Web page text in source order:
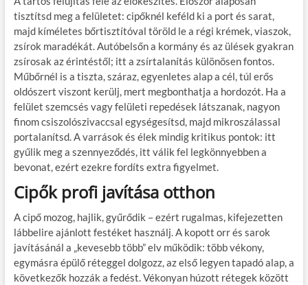
tisztítsd meg a felületet: cipőknél keféld ki a port és sarat,
majd kíméletes bőrtisztítóval töröld le a régi krémek, viaszok,
zsírok maradékát. Autóbelsőn a kormány és az ülések gyakran
zsírosak az érintéstől; itt a zsírtalanítás különösen fontos.
Műbőrnél is a tiszta, száraz, egyenletes alap a cél, túl erős
oldószert viszont kerülj, mert megbonthatja a hordozót. Ha a
felület szemcsés vagy felületi repedések látszanak, nagyon
finom csiszolószivaccsal egységesítsd, majd mikroszálassal
portalanítsd. A varrások és élek mindig kritikus pontok: itt
gyűlik meg a szennyeződés, itt válik fel legkönnyebben a
bevonat, ezért ezekre fordíts extra figyelmet.
Cipők profi javítása otthon
A cipő mozog, hajlik, gyűrődik – ezért rugalmas, kifejezetten
lábbelire ajánlott festéket használj. A kopott orr és sarok
javításánál a „kevesebb több” elv működik: több vékony,
egymásra épülő réteggel dolgozz, az első legyen tapadó alap, a
következők hozzák a fedést. Vékonyan húzott rétegek között